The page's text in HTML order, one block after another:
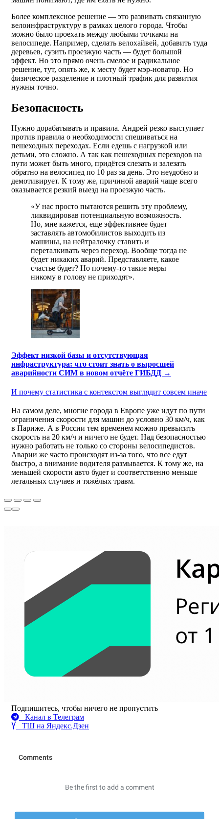
Более комплексное решение — это развивать связанную
велоинфраструктуру в рамках целого города. Чтобы
можно было проехать между любыми точками на
велосипеде. Например, сделать велохайвей, добавить туда
деревьев, сузить проезжую часть — будет большой
эффект. Но это прямо очень смелое и радикальное
решение, тут, опять же, к месту будет мэр-новатор. Но
физическое разделение и плотный трафик для развития
нужны точно.
Безопасность
Нужно дорабатывать и правила. Андрей резко выступает
против правила о необходимости спешиваться на
пешеходных переходах. Если едешь с нагрузкой или
детьми, это сложно. А так как пешеходных переходов на
пути может быть много, придётся слезать и залезать
обратно на велосипед по 10 раз за день. Это неудобно и
демотивирует. К тому же, причиной аварий чаще всего
оказывается резкий выезд на проезжую часть.
«У нас просто пытаются решить эту проблему,
ликвидировав потенциальную возможность.
Но, мне кажется, еще эффективнее будет
заставлять автомобилистов выходить из
машины, на нейтралочку ставить и
переталкивать через переход. Вообще тогда не
будет никаких аварий. Представляете, какое
счастье будет? Но почему-то такие меры
никому в голову не приходят».
Эффект низкой базы и отсутствующая
инфраструктура: что стоит знать о выросшей
аварийности СИМ в новом отчёте ГИБДД →
И почему статистика с контекстом выглядит совсем иначе
На самом деле, многие города в Европе уже идут по пути
ограничения скорости для машин до условно 30 км/ч, как
в Париже. А в России тем временем можно превысить
скорость на 20 км/ч и ничего не будет. Над безопасностью
нужно работать не только со стороны велосипедистов.
Аварии же часто происходят из-за того, что все едут
быстро, а внимание водителя размывается. К тому же, на
меньшей скорости авто будет и соответственно меньше
летальных случаев и тяжёлых травм.
Подпишитесь, чтобы ничего не пропустить
Канал в Телеграм
ТШ на Яндекс.Дзен